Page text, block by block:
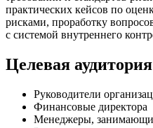
практических кейсов по
рисками, проработку
с системой внутреннего
Целевая аудитория
Руководители
Финансовые директора
Менеджеры,